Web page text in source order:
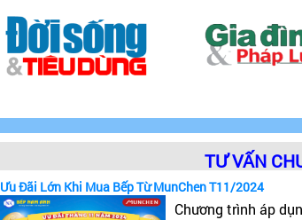
TƯ VẤN
Ưu Đãi Lớn Khi Mua Bếp Từ MunChen T11/2024
Chương trình áp